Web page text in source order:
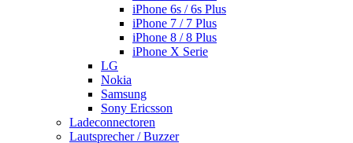
iPhone 6s / 6s Plus
iPhone 7 / 7 Plus
iPhone 8 / 8 Plus
iPhone X Serie
LG
Nokia
Samsung
Sony Ericsson
Ladeconnectoren
Lautsprecher / Buzzer